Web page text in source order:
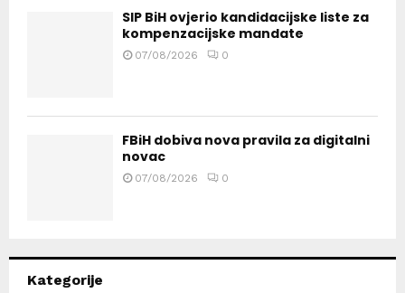
SIP BiH ovjerio kandidacijske liste za
kompenzacijske mandate
07/08/2026 0
FBiH dobiva nova pravila za digitalni
novac
07/08/2026 0
Kategorije